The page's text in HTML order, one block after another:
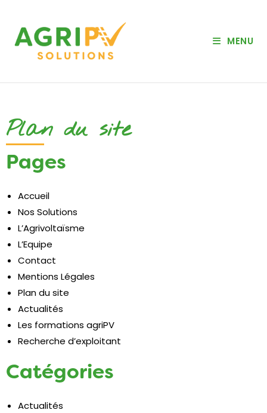
MENU
Plan du site
Pages
Accueil
Nos Solutions
L’Agrivoltaïsme
L’Equipe
Contact
Mentions Légales
Plan du site
Actualités
Les formations agriPV
Recherche d’exploitant
Catégories
Actualités